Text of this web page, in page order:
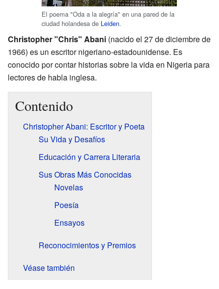
El poema "Oda a la alegría" en una pared de la
ciudad holandesa de Leiden.
Christopher "Chris" Abani (nacido el 27 de diciembre de
1966) es un escritor nigeriano-estadounidense. Es
conocido por contar historias sobre la vida en Nigeria para
lectores de habla inglesa.
Contenido
Christopher Abani: Escritor y Poeta
Su Vida y Desafíos
Educación y Carrera Literaria
Sus Obras Más Conocidas
Novelas
Poesía
Ensayos
Reconocimientos y Premios
Véase también